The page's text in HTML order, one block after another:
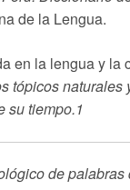
de la Lengua.
en la lengua y la
tópicos
su tiempo.1
de palabras